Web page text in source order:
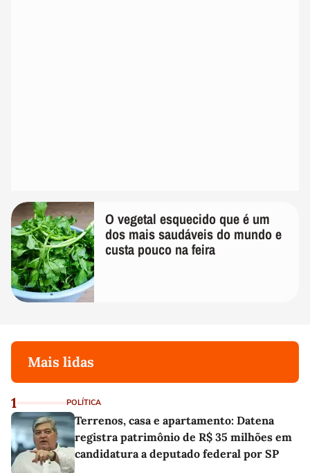
O vegetal esquecido que é um
dos mais saudáveis do mundo e
custa pouco na feira
Mais lidas
1 POLÍTICA
Terrenos, casa e apartamento: Datena
registra patrimônio de R$ 35 milhões em
candidatura a deputado federal por SP